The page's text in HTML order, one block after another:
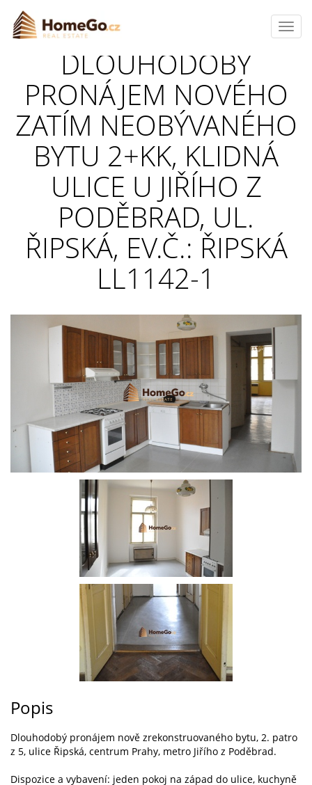
DLOUHODOBÝ
PRONÁJEM NOVÉHO
ZATÍM NEOBÝVANÉHO
BYTU 2+KK, KLIDNÁ
ULICE U JIŘÍHO Z
PODĚBRAD, UL.
ŘIPSKÁ, EV.Č.: ŘIPSKÁ
LL1142-1
Popis
Dlouhodobý pronájem nově zrekonstruovaného bytu, 2. patro
z 5, ulice Řipská, centrum Prahy, metro Jiřího z Poděbrad.
Dispozice a vybavení: jeden pokoj na západ do ulice, kuchyně